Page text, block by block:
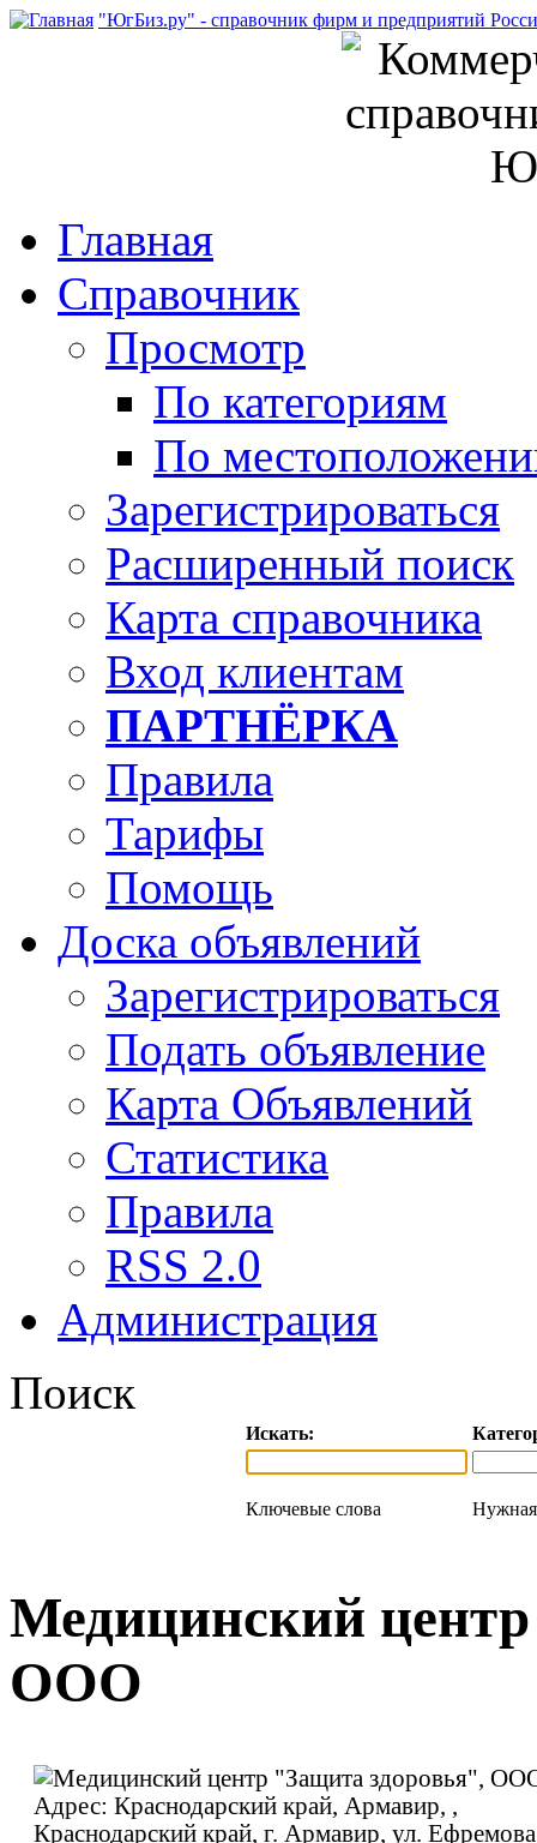
"ЮгБиз.ру" - справочник фирм и предприятий
Главная
Справочник
Просмотр
По категориям
По
Зарегистрироваться
Расширенный поиск
Карта справочника
Вход клиентам
ПАРТНЁРКА
Правила
Тарифы
Помощь
Доска объявлений
Зарегистрироваться
Подать объявление
Карта Объявлений
Статистика
Правила
RSS 2.0
Администрация
Поиск
Искать:
Ключевые слова Нужная
Медицинский
ООО